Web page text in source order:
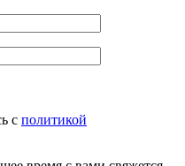
с политикой